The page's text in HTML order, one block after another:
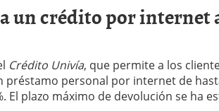
16
un crédito por internet
Crédito Univía, que permite a los
préstamo personal por internet de
El plazo máximo de devolución se ha